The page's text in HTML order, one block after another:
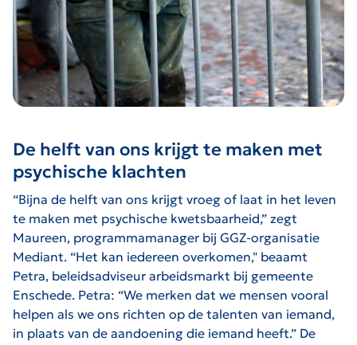
De helft van ons krijgt te maken met
psychische klachten
“Bijna de helft van ons krijgt vroeg of laat in het leven
te maken met psychische kwetsbaarheid,” zegt
Maureen, programmamanager bij GGZ-organisatie
Mediant. “Het kan iedereen overkomen," beaamt
Petra, beleidsadviseur arbeidsmarkt bij gemeente
Enschede. Petra: “We merken dat we mensen vooral
helpen als we ons richten op de talenten van iemand,
in plaats van de aandoening die iemand heeft.” De